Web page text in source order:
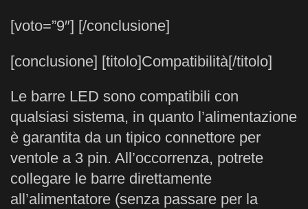
[voto=”9″] [/conclusione]
[conclusione] [titolo]Compatibilità[/titolo]
Le barre LED sono compatibili con
qualsiasi sistema, in quanto l’alimentazione
è garantita da un tipico connettore per
ventole a 3 pin. All’occorrenza, potrete
collegare le barre direttamente
all’alimentatore (senza passare per la